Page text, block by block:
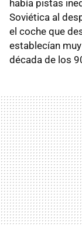
había pistas
Soviética al
el coche que
establecían
década de los